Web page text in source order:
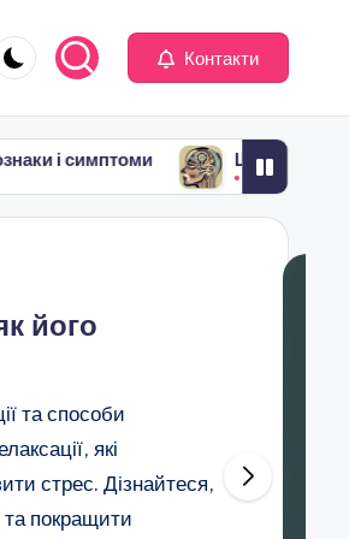
Контакти
Що таке лицевий нерв:
November 30, 2024
його
та способи
які
стрес. Дізнайтеся,
та покращити